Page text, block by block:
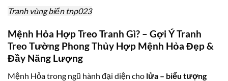
Tranh vùng biển tnp023
Mệnh Hỏa Hợp Treo Tranh Gì? – Gợi Ý Tranh
Treo Tường Phong Thủy Hợp Mệnh Hỏa Đẹp &
Đầy Năng Lượng
Mệnh Hỏa trong ngũ hành đại diện cho lửa – biểu tượng